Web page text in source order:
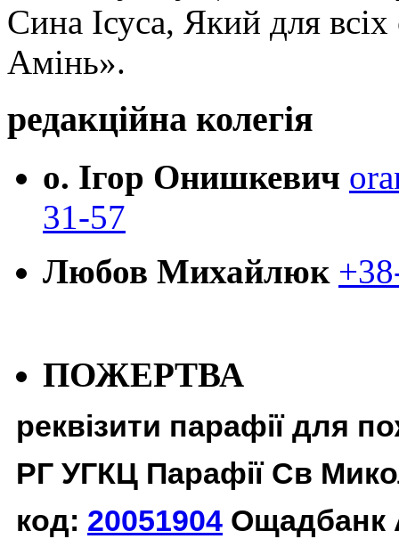
Сина Ісуса, Який для
Амінь».
редакційна колегія
о. Ігор Онишкевич
31-57
Любов Михайлюк
ПОЖЕРТВА
реквізити парафії для
РГ УГКЦ Парафії Св
код: 20051904 Ощадбанк